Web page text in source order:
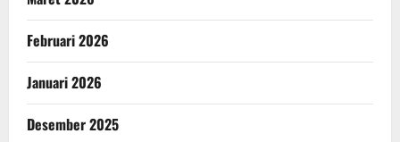
Februari 2026
Januari 2026
Desember 2025